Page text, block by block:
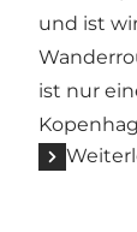
und ist
ist nur